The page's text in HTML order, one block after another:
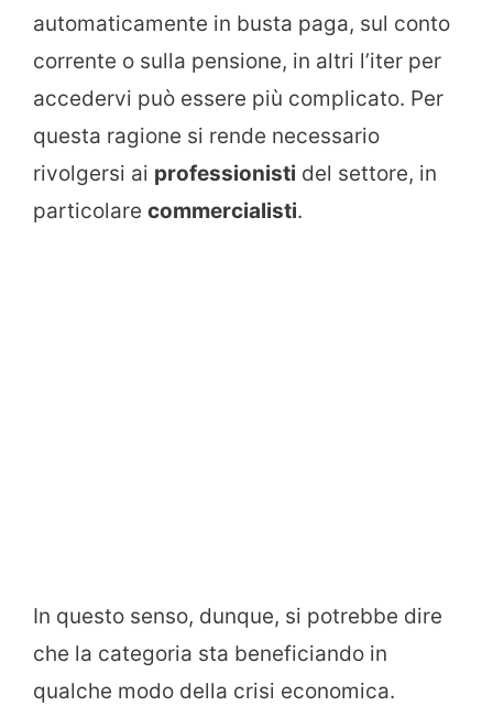
automaticamente in busta paga, sul conto
corrente o sulla pensione, in altri l’iter per
accedervi può essere più complicato. Per
questa ragione si rende necessario
rivolgersi ai professionisti del settore, in
particolare commercialisti.
In questo senso, dunque, si potrebbe dire
che la categoria sta beneficiando in
qualche modo della crisi economica.